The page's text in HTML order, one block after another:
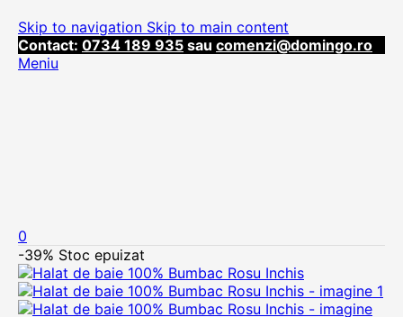
Skip to navigation Skip to main content
Contact: 0734 189 935 sau comenzi@domingo.ro
Meniu
0
-39% Stoc epuizat